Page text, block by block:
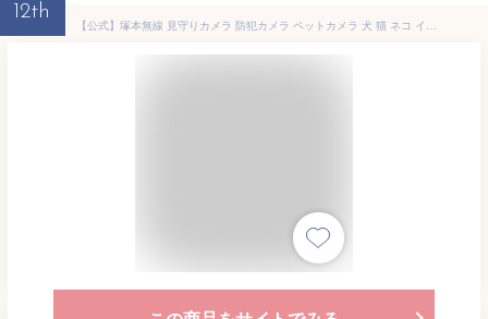
12th
【公式】塚本無線 見守りカメラ 防犯カメラ ペットカメラ 犬 猫 ネコ イヌ ペット 見守り 赤ちゃん 見守り 子ども 子供 ベビー用品スマホ 遠隔監視 AV機器 Wi-Fi接続 防犯 防災 防犯 防犯対策 空き巣対策 セキュリティ 工事不要 取付簡単 みてるちゃん 猫